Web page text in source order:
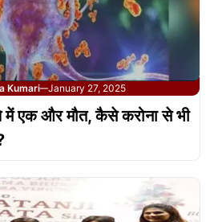
Kumari—January 27, 2025
में एक और मौत, कैसे करोना से भी